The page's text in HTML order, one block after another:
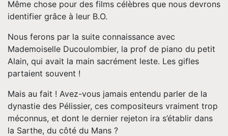
Même chose pour des films célèbres que nous devrons
identifier grâce à leur B.O.
Nous ferons par la suite connaissance avec
Mademoiselle Ducoulombier, la prof de piano du petit
Alain, qui avait la main sacrément leste. Les gifles
partaient souvent !
Mais au fait ! Avez-vous jamais entendu parler de la
dynastie des Pélissier, ces compositeurs vraiment trop
méconnus, et dont le dernier rejeton ira s’établir dans
la Sarthe, du côté du Mans ?